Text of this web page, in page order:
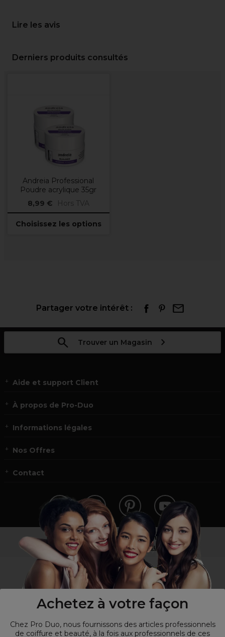
Achetez à votre façon
Chez Pro Duo, nous fournissons des articles professionnels
de coiffure et beauté, à la fois aux professionnels de ces
Lire les avis
Derniers produits consultés
Andreia Professional
Poudre acrylique 35gr
8,99 €
Hors TVA
Choisissez les options
Partager votre intérêt :
Trouver un Magasin
Aide et support Client
À propos de Pro-Duo
Informations légales
Nos Offres
Contact
Vous n’êtes pas un professionnel ?
Visitez notre site pour les particuliers!